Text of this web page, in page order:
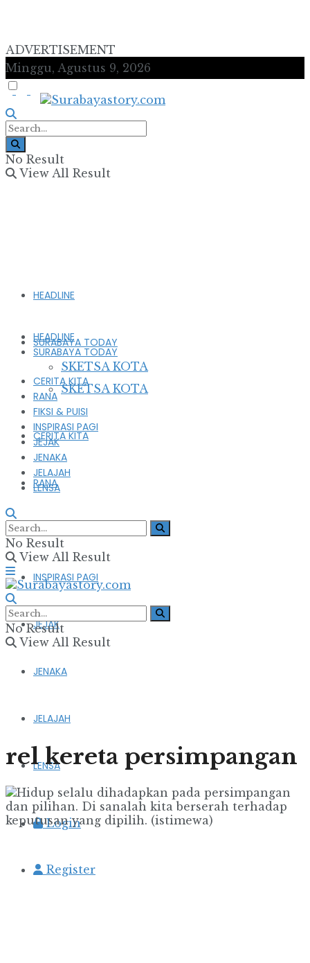
ADVERTISEMENT
Minggu, Agustus 9, 2026
No Result
View All Result
HEADLINE
SURABAYA TODAY
SKETSA KOTA
CERITA KITA
RANA
FIKSI & PUISI
INSPIRASI PAGI
JEJAK
JENAKA
JELAJAH
LENSA
Login
Register
HEADLINE
SURABAYA TODAY
SKETSA KOTA
CERITA KITA
RANA
FIKSI & PUISI
INSPIRASI PAGI
JEJAK
JENAKA
JELAJAH
LENSA
No Result
View All Result
No Result
View All Result
rel kereta persimpangan